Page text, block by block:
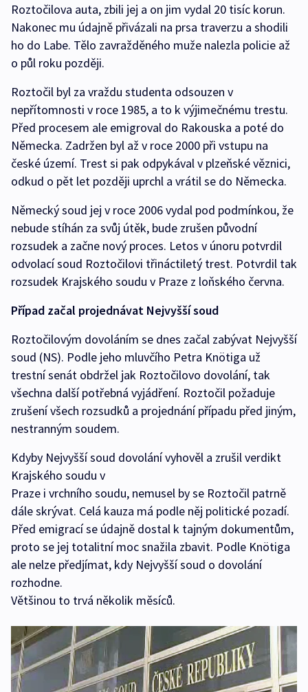
Roztočilova auta, zbili jej a on jim vydal 20 tisíc korun.
Nakonec mu údajně přivázali na prsa traverzu a shodili
ho do Labe. Tělo zavražděného muže nalezla policie až
o půl roku později.
Roztočil byl za vraždu studenta odsouzen v
nepřítomnosti v roce 1985, a to k výjimečnému trestu.
Před procesem ale emigroval do Rakouska a poté do
Německa. Zadržen byl až v roce 2000 při vstupu na
české území. Trest si pak odpykával v plzeňské věznici,
odkud o pět let později uprchl a vrátil se do Německa.
Německý soud jej v roce 2006 vydal pod podmínkou, že
nebude stíhán za svůj útěk, bude zrušen původní
rozsudek a začne nový proces. Letos v únoru potvrdil
odvolací soud Roztočilovi třináctiletý trest. Potvrdil tak
rozsudek Krajského soudu v Praze z loňského června.
Případ začal projednávat Nejvyšší soud
Roztočilovým dovoláním se dnes začal zabývat Nejvyšší
soud (NS). Podle jeho mluvčího Petra Knötiga už
trestní senát obdržel jak Roztočilovo dovolání, tak
všechna další potřebná vyjádření. Roztočil požaduje
zrušení všech rozsudků a projednání případu před jiným,
nestranným soudem.
Kdyby Nejvyšší soud dovolání vyhověl a zrušil verdikt
Krajského soudu v
Praze i vrchního soudu, nemusel by se Roztočil patrně
dále skrývat. Celá kauza má podle něj politické pozadí.
Před emigrací se údajně dostal k tajným dokumentům,
proto se jej totalitní moc snažila zbavit. Podle Knötiga
ale nelze předjímat, kdy Nejvyšší soud o dovolání
rozhodne.
Většinou to trvá několik měsíců.